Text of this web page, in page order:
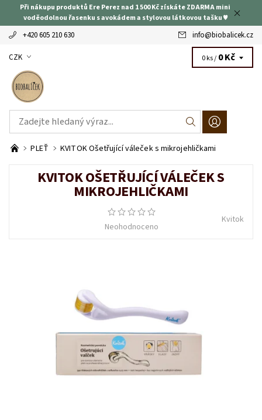
Při nákupu produktů Ere Perez nad 1 500 Kč získáte ZDARMA mini
voděodolnou řasenku s avokádem a stylovou látkovou tašku ♥
+420 605 210 630 info@biobalicek.cz
CZK 0 ks / 0 Kč
PLEŤ KVITOK Ošetřující váleček s mikrojehličkami
KVITOK OŠETŘUJÍCÍ VÁLEČEK S
MIKROJEHLIČKAMI
Neohodnoceno
Kvitok